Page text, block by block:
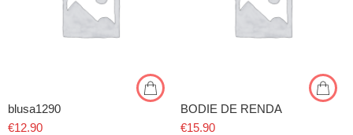
blusa1290
€12.90
BODIE DE RENDA
€15.90